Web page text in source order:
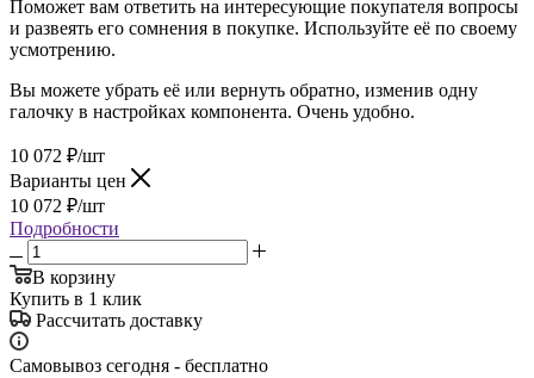
Поможет вам ответить на интересующие покупателя вопросы
и развеять его сомнения в покупке. Используйте её по своему
усмотрению.
Вы можете убрать её или вернуть обратно, изменив одну
галочку в настройках компонента. Очень удобно.
10 072 ₽/шт
Варианты цен
10 072 ₽/шт
Подробности
В корзину
Купить в 1 клик
Рассчитать доставку
Самовывоз сегодня - бесплатно